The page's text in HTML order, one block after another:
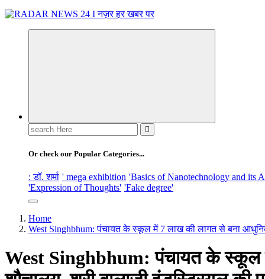
Search
for:
Or check our Popular Categories...
: डॉ. शर्मा ' mega exhibition 'Basics of Nanotechnology and its
'Expression of Thoughts' 'Fake degree'
Home
West Singhbhum: पंचायत के स्कूल में 7 लाख की लागत से बना
West Singhbhum: पंचायत के स्कूल